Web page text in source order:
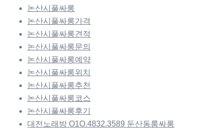
논산시풀싸롱
논산시풀싸롱가격
논산시풀싸롱견적
논산시풀싸롱문의
논산시풀싸롱예약
논산시풀싸롱위치
논산시풀싸롱추천
논산시풀싸롱코스
논산시풀싸롱후기
대전노래방 O1O.4832.3589 둔산동룸싸롱